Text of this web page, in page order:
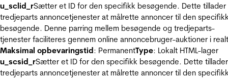
u_sclid_rSætter et ID for den specifikk besøgende. Dette tillader
tredjeparts annoncetjenester at målrette annoncer til den
besøgende. Denne parring mellem besøgende og tredjeparts-
tjenester faciliteres gennem online annoncebruger-auktioner i
Maksimal opbevaringstid: PermanentType: Lokalt HTML-lager
u_scsid_rSætter et ID for den specifikk besøgende. Dette tillader
tredjeparts annoncetjenester at målrette annoncer til den